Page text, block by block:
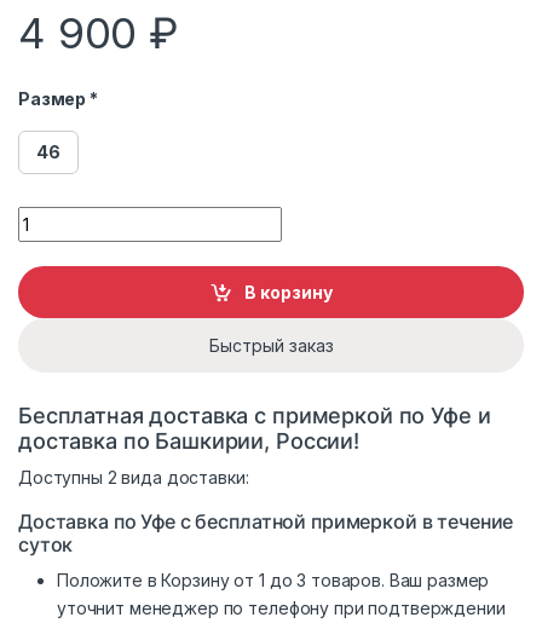
4 900 ₽
Размер *
46
Пуховик женский Мануфактура Носова 8204 с
В корзину
Быстрый заказ
Бесплатная доставка с примеркой по Уфе и
доставка по Башкирии, России!
Доступны 2 вида доставки:
Доставка по Уфе с бесплатной примеркой в течение
суток
Положите в Корзину от 1 до 3 товаров. Ваш размер
уточнит менеджер по телефону при подтверждении